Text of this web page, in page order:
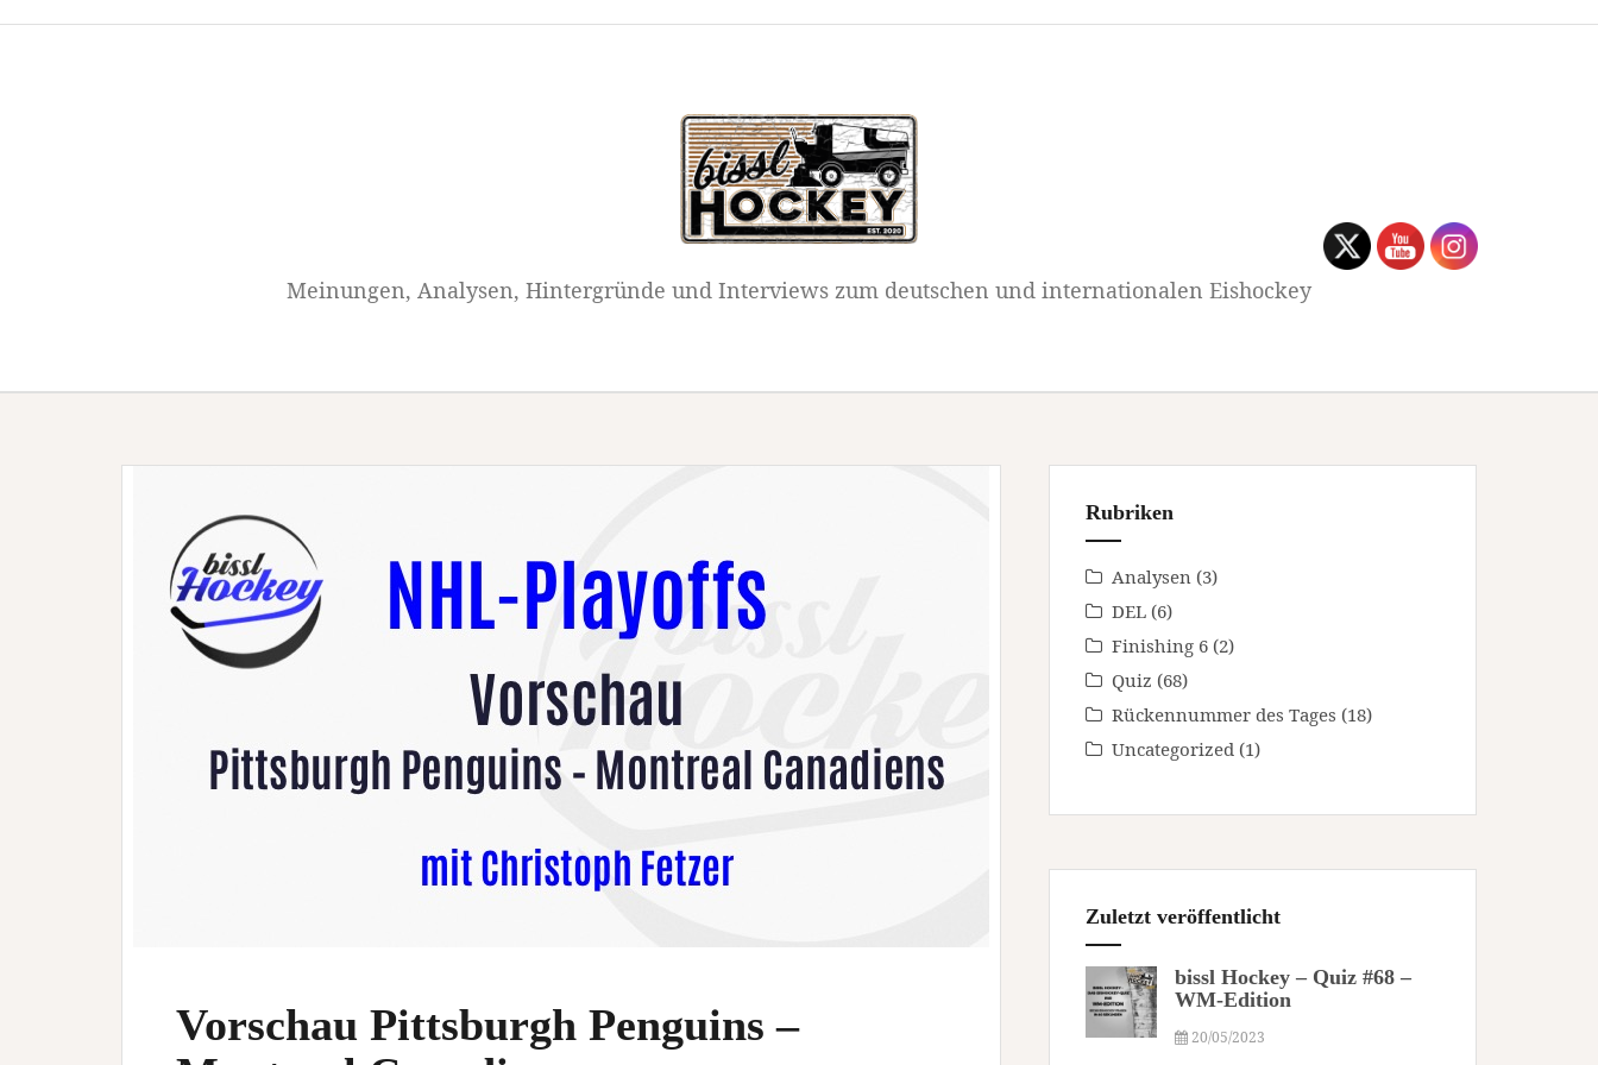
Meinungen, Analysen, Hintergründe und Interviews zum deutschen und internationalen Eishockey
Vorschau Pittsburgh Penguins –
Rubriken
Analysen (3)
DEL (6)
Finishing 6 (2)
Quiz (68)
Rückennummer des Tages (18)
Uncategorized (1)
Zuletzt veröffentlicht
bissl Hockey – Quiz #68 –
WM-Edition
20/05/2023